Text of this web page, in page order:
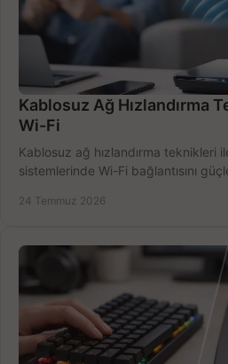
Kablosuz Ağ Hızlandırma
Wi-Fi
Kablosuz ağ hızlandırma teknikleri
sistemlerinde Wi-Fi bağlantısını
24 Temmuz 2026